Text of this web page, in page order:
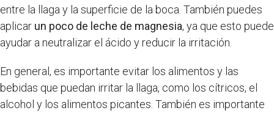
entre la llaga y la superficie de la boca. También puedes
aplicar un poco de leche de magnesia, ya que esto puede
ayudar a neutralizar el ácido y reducir la irritación.
En general, es importante evitar los alimentos y las
bebidas que puedan irritar la llaga, como los cítricos, el
alcohol y los alimentos picantes. También es importante